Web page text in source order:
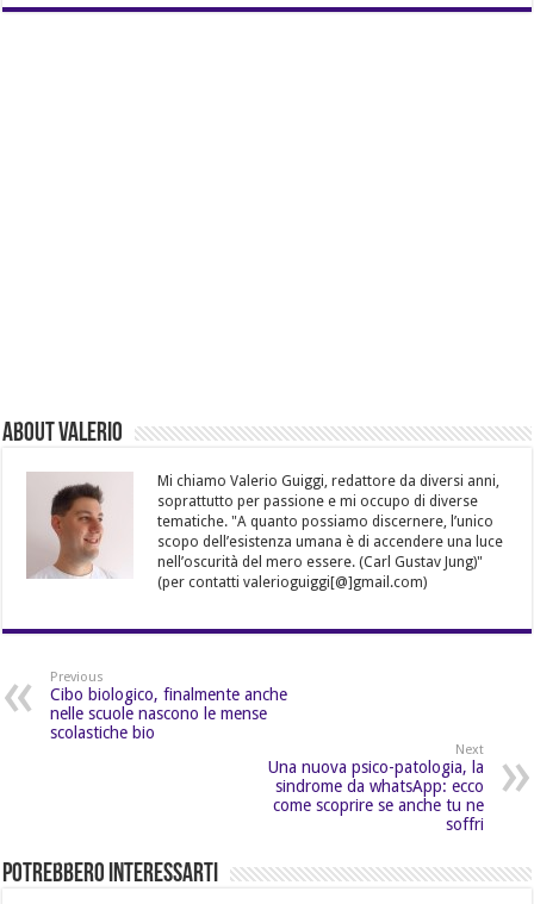
About Valerio
Mi chiamo Valerio Guiggi, redattore da diversi anni,
soprattutto per passione e mi occupo di diverse
tematiche. "A quanto possiamo discernere, l’unico
scopo dell’esistenza umana è di accendere una luce
nell’oscurità del mero essere. (Carl Gustav Jung)"
(per contatti valerioguiggi[@]gmail.com)
Previous
Cibo biologico, finalmente anche
nelle scuole nascono le mense
scolastiche bio
Next
Una nuova psico-patologia, la
sindrome da whatsApp: ecco
come scoprire se anche tu ne
soffri
Potrebbero Interessarti